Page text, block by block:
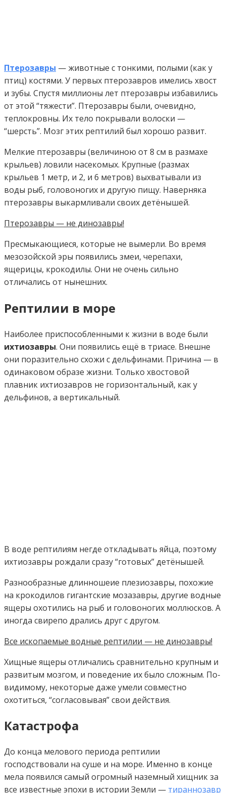
Птерозавры — животные с тонкими, полыми (как у
птиц) костями. У первых птерозавров имелись хвост
и зубы. Спустя миллионы лет птерозавры избавились
от этой “тяжести”. Птерозавры были, очевидно,
теплокровны. Их тело покрывали волоски —
“шерсть”. Мозг этих рептилий был хорошо развит.
Мелкие птерозавры (величиною от 8 см в размахе
крыльев) ловили насекомых. Крупные (размах
крыльев 1 метр, и 2, и 6 метров) выхватывали из
воды рыб, головоногих и другую пищу. Наверняка
птерозавры выкармливали своих детёнышей.
Птерозавры — не динозавры!
Пресмыкающиеся, которые не вымерли. Во время
мезозойской эры появились змеи, черепахи,
ящерицы, крокодилы. Они не очень сильно
отличались от нынешних.
Рептилии в море
Наиболее приспособленными к жизни в воде были
ихтиозавры. Они появились ещё в триасе. Внешне
они поразительно схожи с дельфинами. Причина — в
одинаковом образе жизни. Только хвостовой
плавник ихтиозавров не горизонтальный, как у
дельфинов, а вертикальный.
В воде рептилиям негде откладывать яйца, поэтому
ихтиозавры рождали сразу “готовых” детёнышей.
Разнообразные длинношеие плезиозавры, похожие
на крокодилов гигантские мозазавры, другие водные
ящеры охотились на рыб и головоногих моллюсков. А
иногда свирепо дрались друг с другом.
Все ископаемые водные рептилии — не динозавры!
Хищные ящеры отличались сравнительно крупным и
развитым мозгом, и поведение их было сложным. По-
видимому, некоторые даже умели совместно
охотиться, “согласовывая” свои действия.
Катастрофа
До конца мелового периода рептилии
господствовали на суше и на море. Именно в конце
мела появился самый огромный наземный хищник за
все известные эпохи в истории Земли — тираннозавр